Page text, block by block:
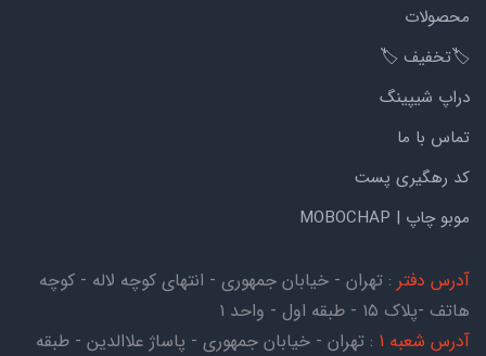
محصولات
🏷️تخفیف 🏷️
دراپ شیپینگ
تماس با ما
کد رهگیری پست
موبو چاپ | MOBOCHAP
آدرس دفتر : تهران - خیابان جمهوری - انتهای کوچه لاله - کوچه
هاتف -پلاک ۱۵ - طبقه اول - واحد ۱
آدرس شعبه 1
: تهران - خیابان جمهوری - پاساژ علاالدین - طبقه